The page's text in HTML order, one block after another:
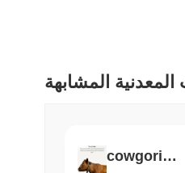
المعدنية المشابهة
cowgorithm